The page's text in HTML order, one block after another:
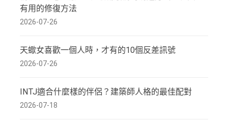
有用的修復方法
2026-07-26
天蠍女喜歡一個人時，才有的10個反差訊號
2026-07-26
INTJ適合什麼樣的伴侶？建築師人格的最佳配對
2026-07-18